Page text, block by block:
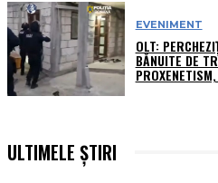
EVENIMENT
OLT:
BĂNUITE DE
ULTIMELE ȘTIRI